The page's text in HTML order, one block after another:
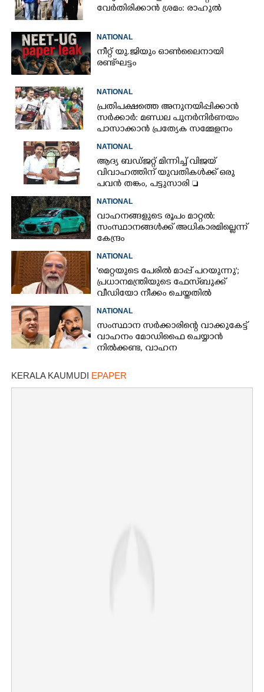
വേർതിരിക്കാൻ ശ്രമം: രാഹുൽ
NATIONAL
നീറ്റ് യു.ജിയും ഓൺലൈനായി
രണ്ട് ഘട്ടം
NATIONAL
പ്രതിപക്ഷത്തെ അനുനയിപ്പിക്കാൻ
സർക്കാർ: മണ്ഡല പുനർനിർണയം
പാസാക്കാൻ പ്രത്യേക സമ്മേളനം
NATIONAL
ആദ്യ ബഡ്ജറ്റ് മിന്നിച്ച് വിജയ്
വിവാഹത്തിന് യുവതികൾക്ക് ഒരു
പവൻ തങ്കം, പട്ടുസാരി 
സ്വർണമോതിരം  വിദ്യാർത്ഥികൾക്ക്
സൈക്കിൾ
NATIONAL
വാഹനങ്ങളുടെ രൂപം മാറ്റൽ:
സംസ്ഥാനങ്ങൾക്ക് അധികാരമില്ലെന്ന്
കേന്ദ്രം
NATIONAL
'മെറ്റയുടെ പേരിൽ മാപ്പ് പറയുന്നു';
പ്രധാനമന്ത്രിയുടെ ഫേസ്‌ബുക്ക്
വീഡിയോ നീക്കം ചെയ്തതിൽ
NATIONAL
സംസ്ഥാന സർക്കാരിന്റെ വാക്കുകേട്ട്
വാഹനം മോഡിഫൈ ചെയ്യാൻ
നിൽക്കണ്ട, വാഹന
വ്യക്തമാക്കി കേന്ദ്രം
KERALA KAUMUDI EPAPER